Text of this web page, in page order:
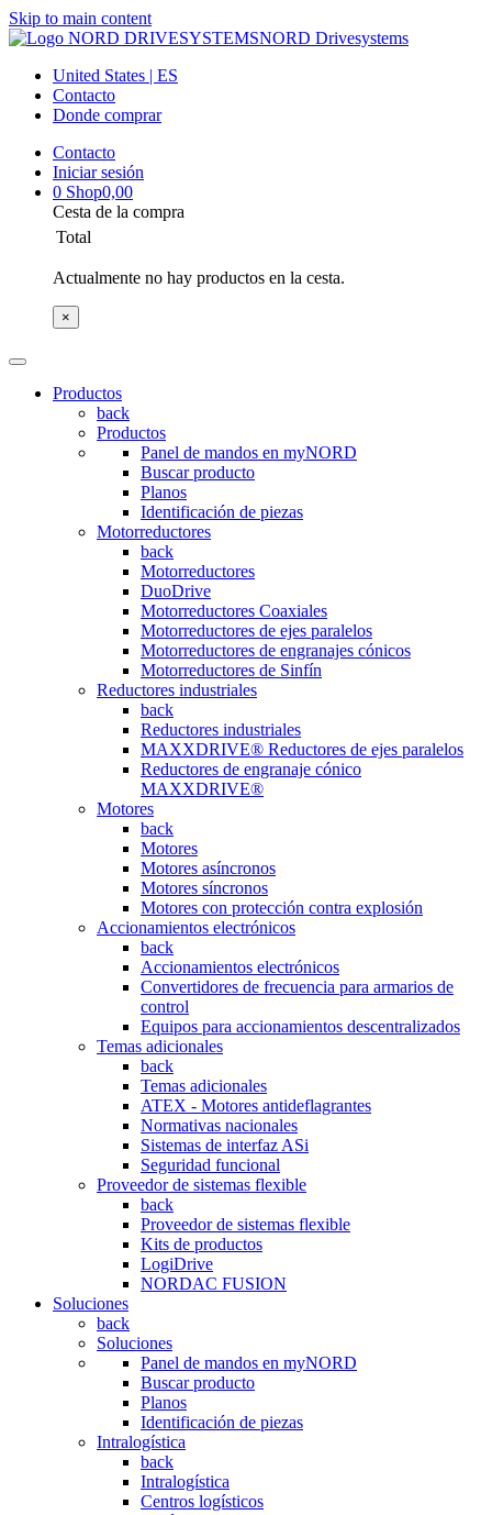
Skip to main content
NORD Drivesystems
United States | ES
Contacto
Donde comprar
Contacto
Iniciar sesión
0 Shop0,00
Cesta de la compra
Total
Actualmente no hay productos en la cesta.
×
Productos
back
Productos
Panel de mandos en myNORD
Buscar producto
Planos
Identificación de piezas
Motorreductores
back
Motorreductores
DuoDrive
Motorreductores Coaxiales
Motorreductores de ejes paralelos
Motorreductores de engranajes cónicos
Motorreductores de Sinfín
Reductores industriales
back
Reductores industriales
MAXXDRIVE® Reductores de ejes paralelos
Reductores de engranaje cónico
MAXXDRIVE®
Motores
back
Motores
Motores asíncronos
Motores síncronos
Motores con protección contra explosión
Accionamientos electrónicos
back
Accionamientos electrónicos
Convertidores de frecuencia para armarios de
control
Equipos para accionamientos descentralizados
Temas adicionales
back
Temas adicionales
ATEX - Motores antideflagrantes
Normativas nacionales
Sistemas de interfaz ASi
Seguridad funcional
Proveedor de sistemas flexible
back
Proveedor de sistemas flexible
Kits de productos
LogiDrive
NORDAC FUSION
Soluciones
back
Soluciones
Panel de mandos en myNORD
Buscar producto
Planos
Identificación de piezas
Intralogística
back
Intralogística
Centros logísticos